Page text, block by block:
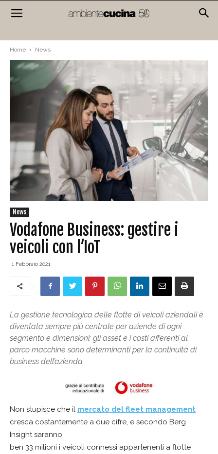
Home News
News
Vodafone Business: gestire i
veicoli con l’IoT
1 Febbraio 2021
La gestione tecnologica delle flotte di veicoli aziendali è
diventata sempre più centrale per aziende di ogni
segmento e dimensioni: gli asset e i costi afferenti al
parco macchine sono determinanti per la continuità di
business dell’azienda
Non stupisce che il mercato del fleet management
cresca costantemente a due cifre, e secondo Berg
Insight saranno
ben 33 milioni i veicoli connessi appartenenti a flotte